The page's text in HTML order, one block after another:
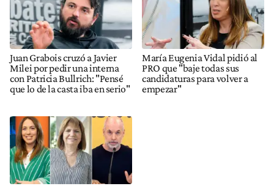
Juan Grabois cruzó a Javier
Milei por pedir una interna
con Patricia Bullrich: "Pensé
que lo de la casta iba en serio"
María Eugenia Vidal pidió al
PRO que "baje todas sus
candidaturas para volver a
empezar"